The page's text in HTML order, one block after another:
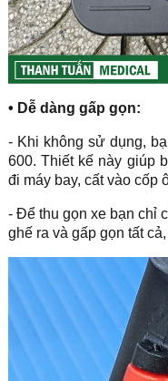
• Dễ dàng gấp gọn:
- Khi không sử dụng,
600. Thiết kế này giúp
đi máy bay, cất vào cốp
- Để thu gọn xe bạn chỉ
ghế ra và gấp gọn tất